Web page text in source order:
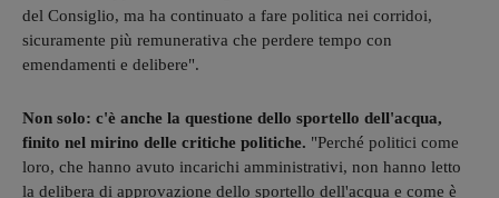
del Consiglio, ma ha continuato a fare politica nei corridoi,
sicuramente più remunerativa che perdere tempo con
emendamenti e delibere".
Non solo: c'è anche la questione dello sportello dell'acqua,
finito nel mirino delle critiche politiche. "Perché politici come
loro, che hanno avuto incarichi amministrativi, non hanno letto
la delibera di approvazione dello sportello dell'acqua e come è